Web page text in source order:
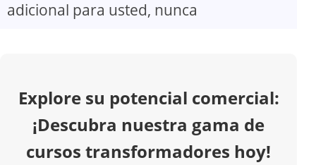
d
o
adicional para usted, nunca
Explore su potencial comercial:
¡Descubra nuestra gama de
cursos transformadores hoy!